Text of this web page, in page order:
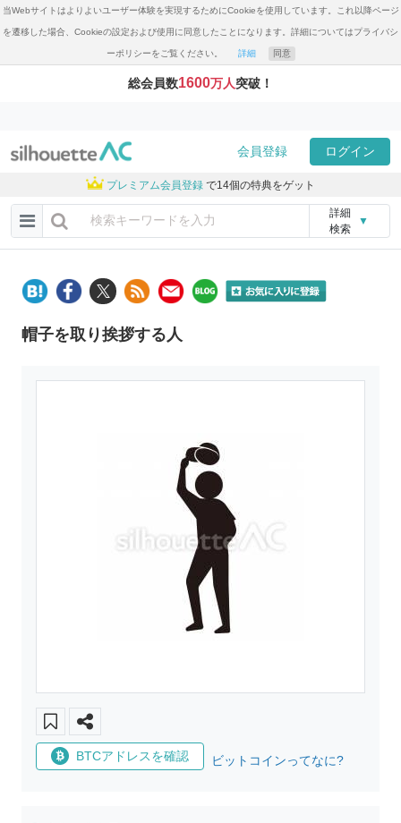
当Webサイトはよりよいユーザー体験を実現するためにCookieを使用しています。これ以降ページ
を遷移した場合、Cookieの設定および使用に同意したことになります。詳細についてはプライバシ
ーポリシーをご覧ください。 詳細 同意
総会員数1600万人突破！
会員登録 ログイン
プレミアム会員登録 で14個の特典をゲット
詳細
検索
▼
帽子を取り挨拶する人
BTCアドレスを確認 ビットコインってなに?